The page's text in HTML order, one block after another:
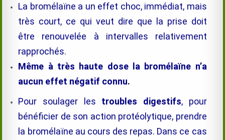
La bromélaïne a un effet choc, immédiat, mais
très court, ce qui veut dire que la prise doit
être renouvelée à intervalles relativement
rapprochés.
Même à très haute dose la bromélaïne n’a
aucun effet négatif connu.
Pour soulager les troubles digestifs, pour
bénéficier de son action protéolytique, prendre
la bromélaïne au cours des repas. Dans ce cas